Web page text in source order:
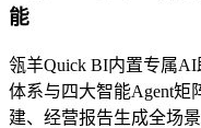
能
瓴羊Quick BI内置专属
体系与四大智能Agent矩
建、经营报告生成全场